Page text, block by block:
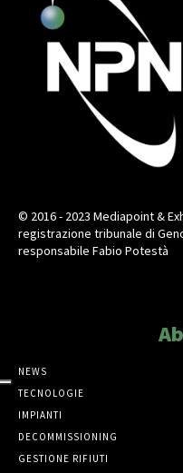
© 2016 - 2023 Mediapoint &
registrazione tribunale di
responsabile Fabio Potestà
NEWS
TECNOLOGIE
IMPIANTI
DECOMMISSIONING
GESTIONE RIFIUTI